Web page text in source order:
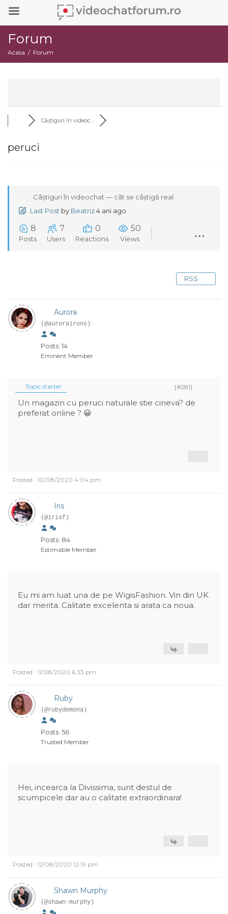
Forum
Acasa Forum
Câștiguri în videoc...
peruci
Câștiguri în videochat — cât se câștigă real
Last Post by Beatriz4 ani ago
8
Posts
7
Users
0
Reactions
50
Views
RSS
Aurora
(@aurorairons)
Posts: 14
Eminent Member
Topic starter [#281]
Un magazin cu peruci naturale stie cineva? de
preferat online ? 😀
Posted : 10/08/2020 4:04 pm
Iris
(@irisf)
Posts: 84
Estimable Member
Eu mi am luat una de pe WigisFashion. Vin din UK
dar merita. Calitate excelenta si arata ca noua.
Posted : 11/08/2020 6:33 pm
Ruby
(@rubydemona)
Posts: 56
Trusted Member
Hei, incearca la Divissima, sunt destul de
scumpicele dar au o calitate extraordinara!
Posted : 12/08/2020 12:19 pm
Shawn Murphy
(@shawn-murphy)